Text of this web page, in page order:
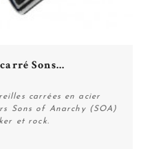
Sons...
carrées en acier
Sons of Anarchy (SOA)
et rock.